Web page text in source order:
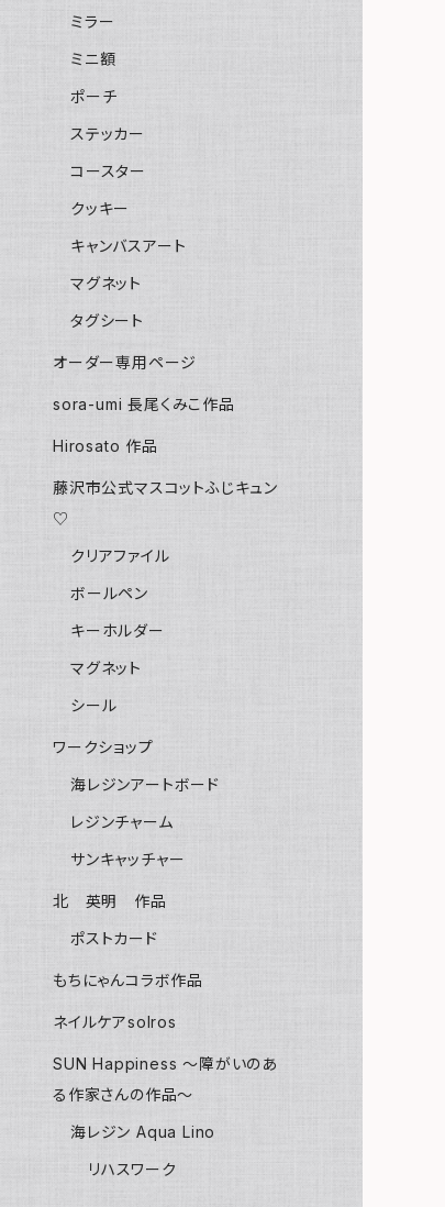
ミラー
ミニ額
ポーチ
ステッカー
コースター
クッキー
キャンバスアート
マグネット
タグシート
オーダー専用ページ
sora-umi 長尾くみこ作品
Hirosato 作品
藤沢市公式マスコットふじキュン
♡
クリアファイル
ボールペン
キーホルダー
マグネット
シール
ワークショップ
海レジンアートボード
レジンチャーム
サンキャッチャー
北 英明 作品
ポストカード
もちにゃんコラボ作品
ネイルケアsolros
SUN Happiness ～障がいのあ
る作家さんの作品～
海レジン Aqua Lino
リハスワーク